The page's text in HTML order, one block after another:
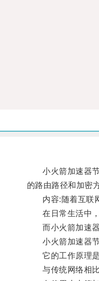
小火箭加速器节
的路由路径和加密
内容:随着互联网
在日常生活中，
而小火箭加速器
小火箭加速器节
它的工作原理是
与传统网络相比